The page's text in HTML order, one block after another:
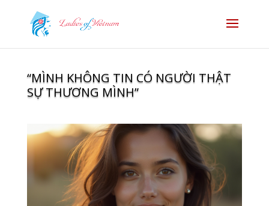
“MÌNH KHÔNG TIN CÓ NGƯỜI THẬT
SỰ THƯƠNG MÌNH”